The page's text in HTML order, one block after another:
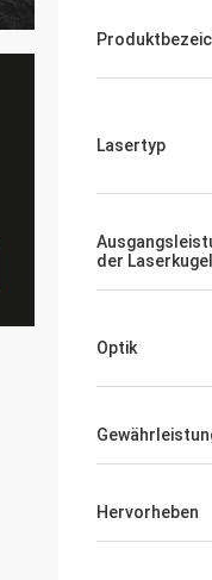
Lasertyp
der Laserkugel
Optik
Hervorheben